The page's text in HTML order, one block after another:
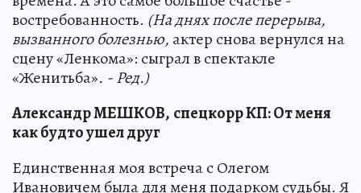
востребованность. (На днях после перерыва,
вызванного болезнью, актер снова вернулся на
сцену «Ленкома»: сыграл в спектакле
«Женитьба». - Ред.)
Александр МЕШКОВ, спецкорр КП: От меня
как будто ушел друг
Единственная моя встреча с Олегом
Ивановичем была для меня подарком судьбы. Я